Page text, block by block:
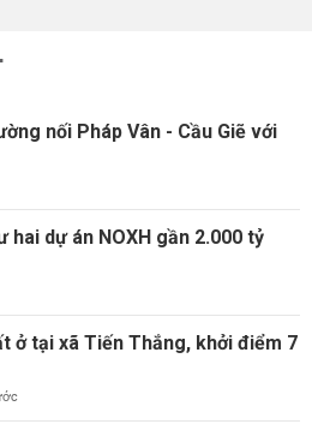
nối Pháp Vân - Cầu Giẽ với
hai dự án NOXH gần 2.000 tỷ
ở tại xã Tiến Thắng, khởi điểm 7